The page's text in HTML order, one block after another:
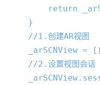
return
    }
//1.创建AR视图
_arSCNView =
//2.设置视图会话